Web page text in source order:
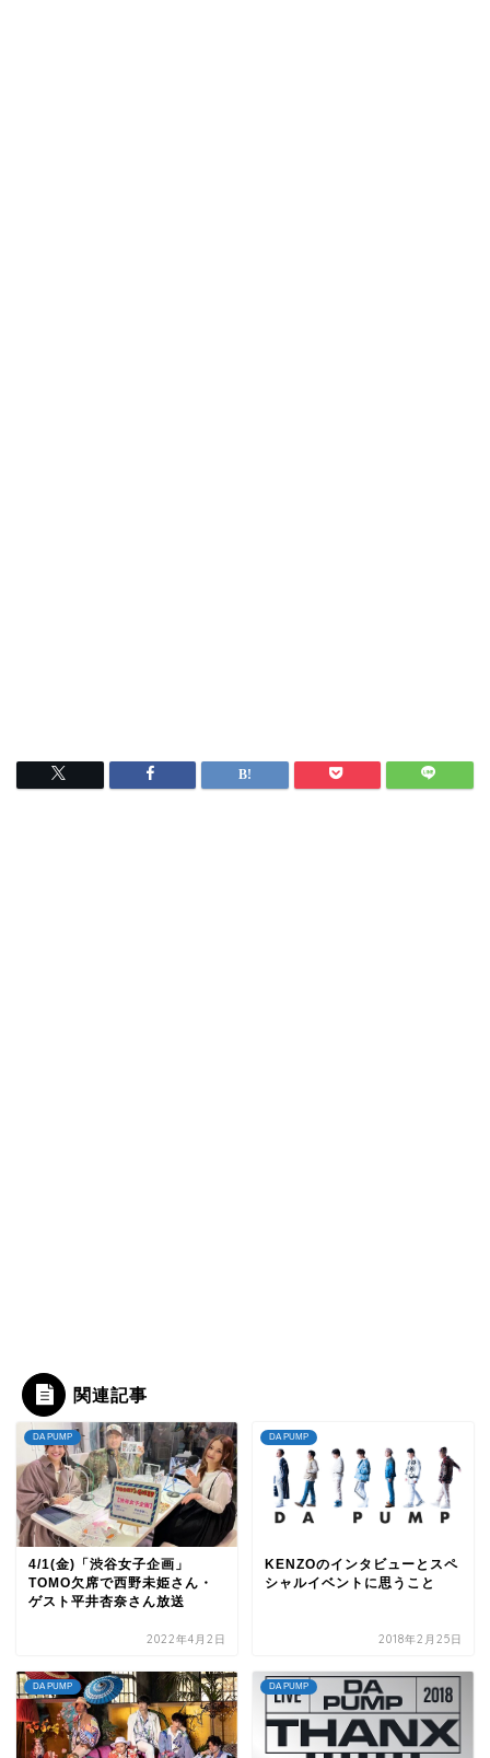
関連記事
DA PUMP
4/1(金)「渋谷女子企画」
TOMO欠席で西野未姫さん・
ゲスト平井杏奈さん放送
2022年4月2日
DA PUMP
KENZOのインタビューとスペ
シャルイベントに思うこと
2018年2月25日
DA PUMP DA PUMP